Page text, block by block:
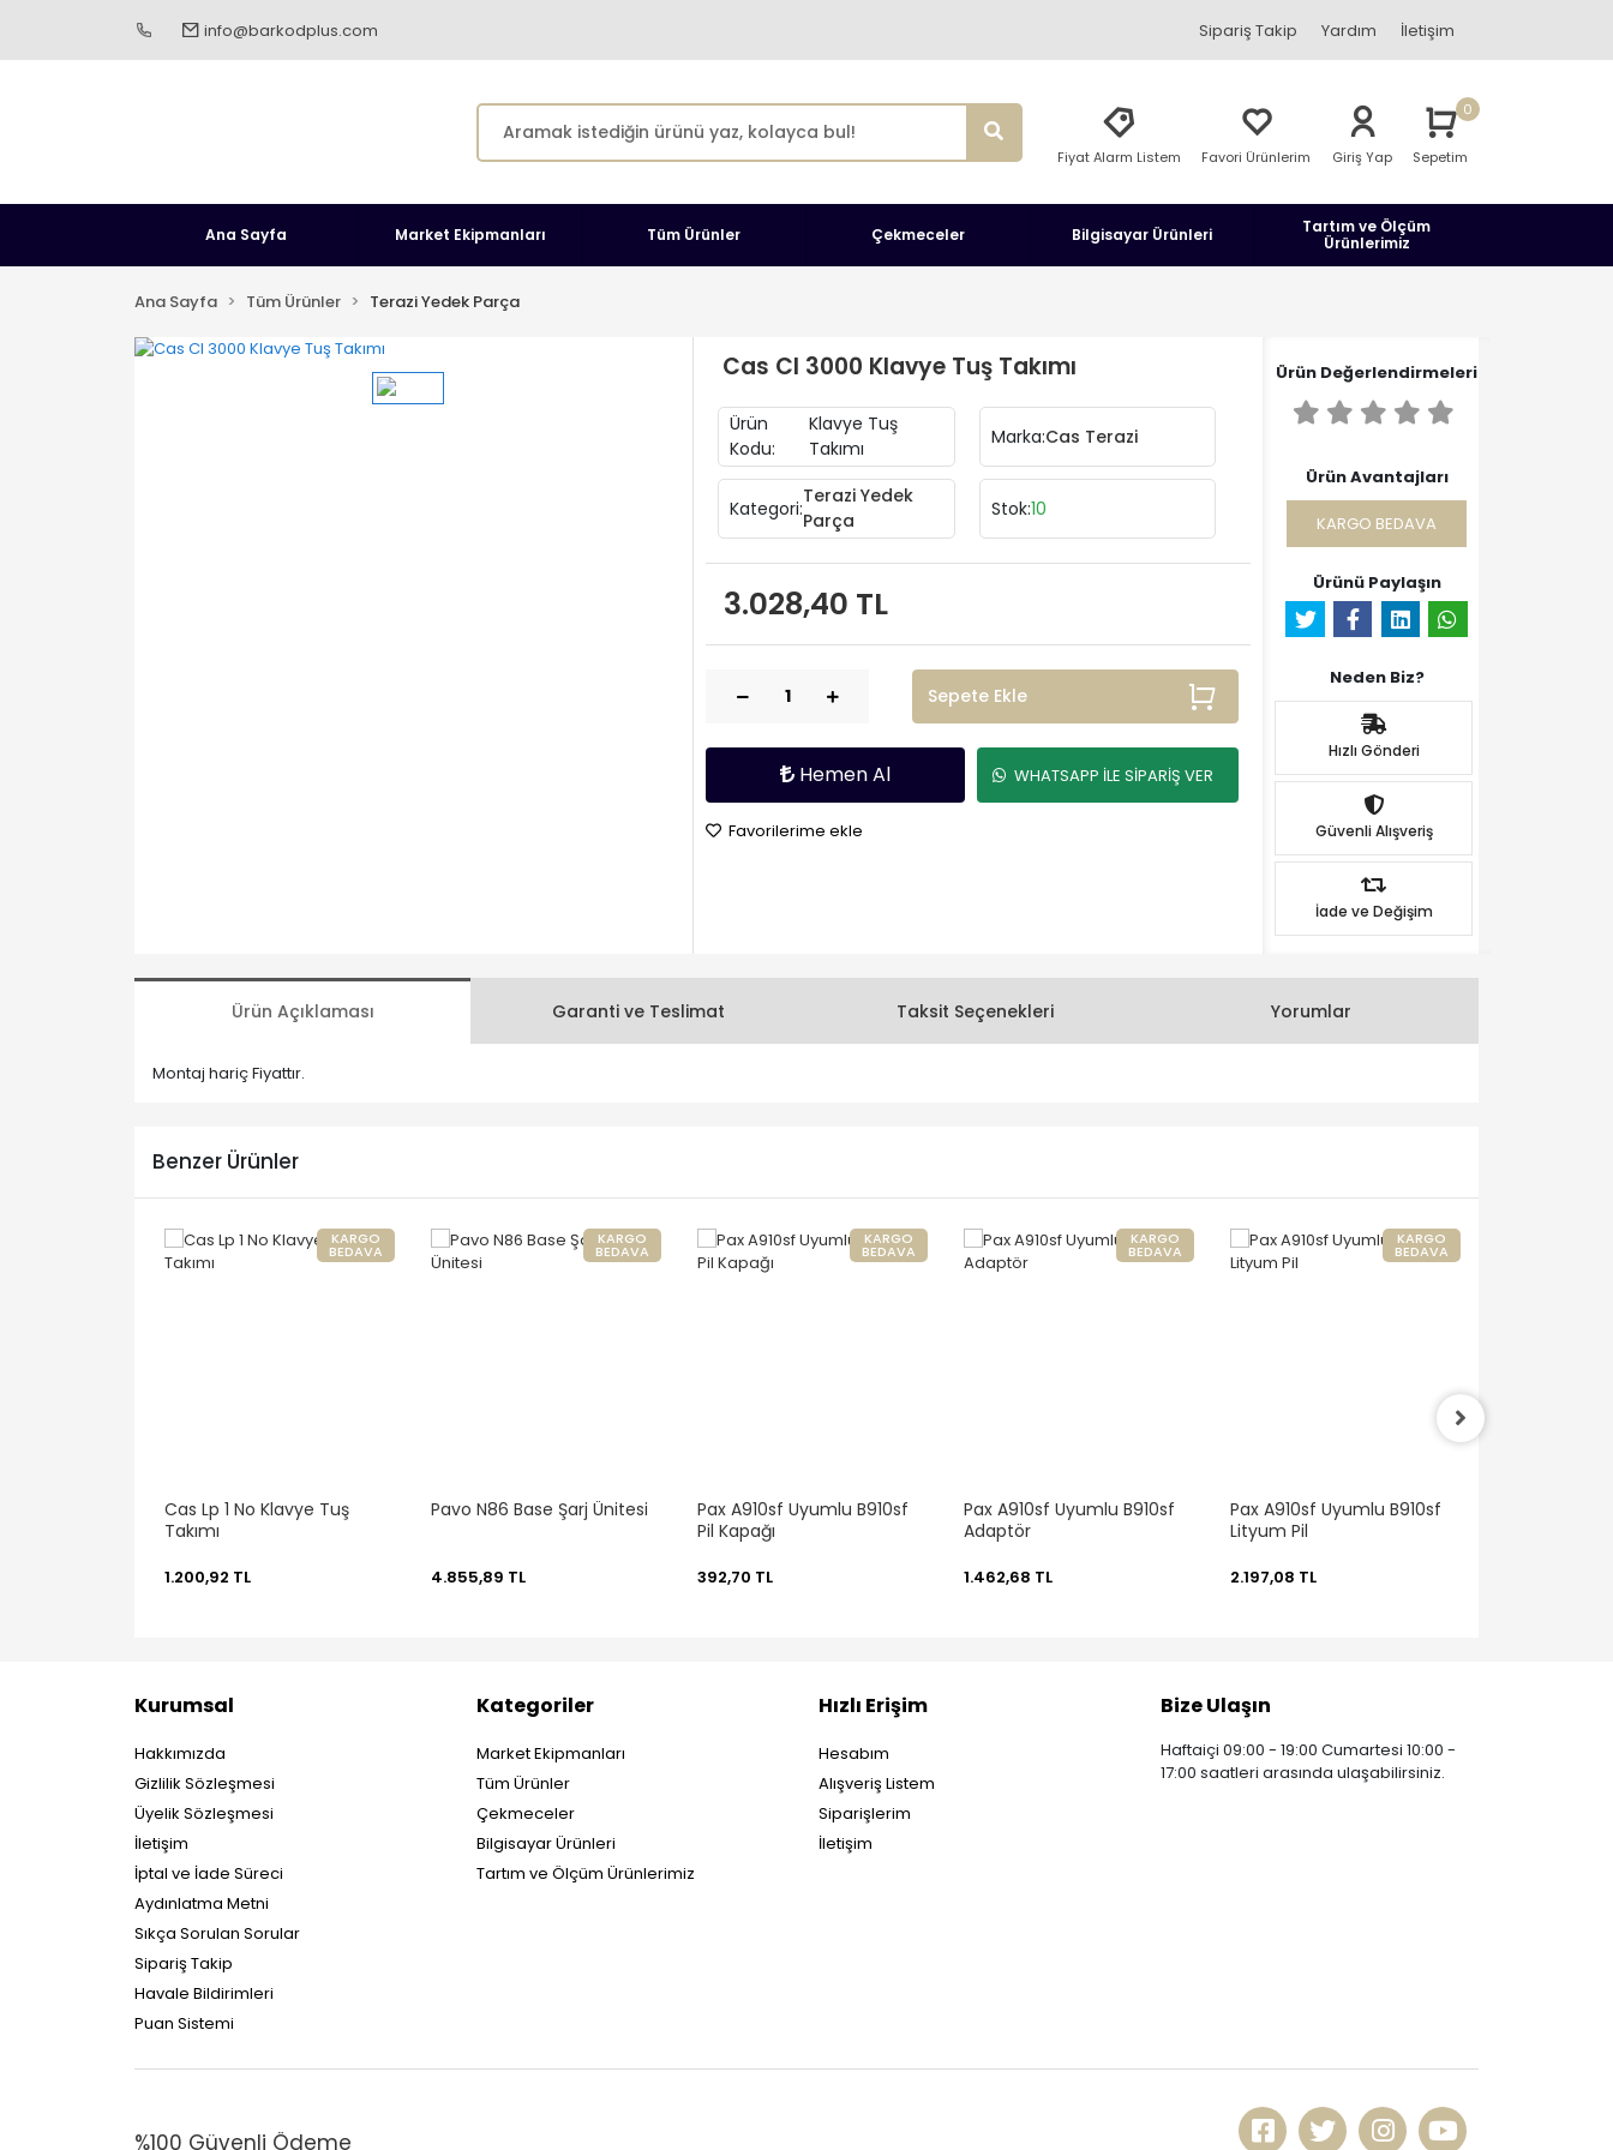
info@barkodplus.com Sipariş Takip Yardım İletişim
Fiyat Alarm Listem Favori Ürünlerim Giriş Yap Sepetim
0
Ana Sayfa Market Ekipmanları Tüm Ürünler Çekmeceler Bilgisayar Ürünleri
Tartım ve Ölçüm
Ürünlerimiz
Ana Sayfa Tüm Ürünler Terazi Yedek Parça
Cas Cl 3000 Klavye Tuş Takımı
Ürün
Kodu:
Klavye Tuş
Takımı
Marka:Cas Terazi
Kategori:
Terazi Yedek
Parça
Stok:10
3.028,40 TL
Sepete Ekle
Hemen Al WHATSAPP İLE SİPARİŞ VER
Favorilerime ekle
Ürün Değerlendirmeleri
Ürün Avantajları
KARGO BEDAVA
Ürünü Paylaşın
Neden Biz?
Hızlı Gönderi
Güvenli Alışveriş
İade ve Değişim
Ürün Açıklaması Garanti ve Teslimat Taksit Seçenekleri Yorumlar
Montaj hariç Fiyattır.
Benzer Ürünler
KARGO
BEDAVA
Cas Lp 1 No Klavye Tuş
Takımı
1.200,92 TL
KARGO
BEDAVA
Pavo N86 Base Şarj Ünitesi
4.855,89 TL
KARGO
BEDAVA
Pax A910sf Uyumlu B910sf
Pil Kapağı
392,70 TL
KARGO
BEDAVA
Pax A910sf Uyumlu B910sf
Adaptör
1.462,68 TL
KARGO
BEDAVA
Pax A910sf Uyumlu B910sf
Lityum Pil
2.197,08 TL
Kurumsal
Hakkımızda
Gizlilik Sözleşmesi
Üyelik Sözleşmesi
İletişim
İptal ve İade Süreci
Aydınlatma Metni
Sıkça Sorulan Sorular
Sipariş Takip
Havale Bildirimleri
Puan Sistemi
Kategoriler
Market Ekipmanları
Tüm Ürünler
Çekmeceler
Bilgisayar Ürünleri
Tartım ve Ölçüm Ürünlerimiz
Hızlı Erişim
Hesabım
Alışveriş Listem
Siparişlerim
İletişim
Bize Ulaşın
Haftaiçi 09:00 - 19:00 Cumartesi 10:00 -
17:00 saatleri arasında ulaşabilirsiniz.
%100 Güvenli Ödeme